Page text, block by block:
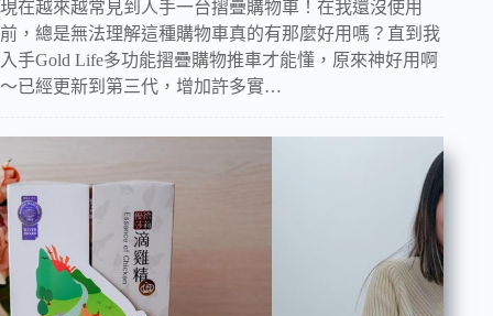
現在越來越常見到人手一台摺疊購物車！在我還沒使用
前，總是無法理解這種購物車真的有那麼好用嗎？直到我
入手Gold Life多功能摺疊購物推車才能懂，原來神好用啊
～已經更新到第三代，增加許多實…